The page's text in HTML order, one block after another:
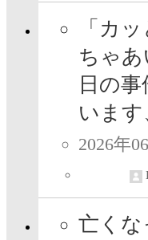
「カ
ちゃ
日の
います
2026年
亡くな